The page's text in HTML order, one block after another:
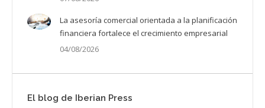
La asesoría comercial orientada a la planificación
financiera fortalece el crecimiento empresarial
04/08/2026
El blog de Iberian Press